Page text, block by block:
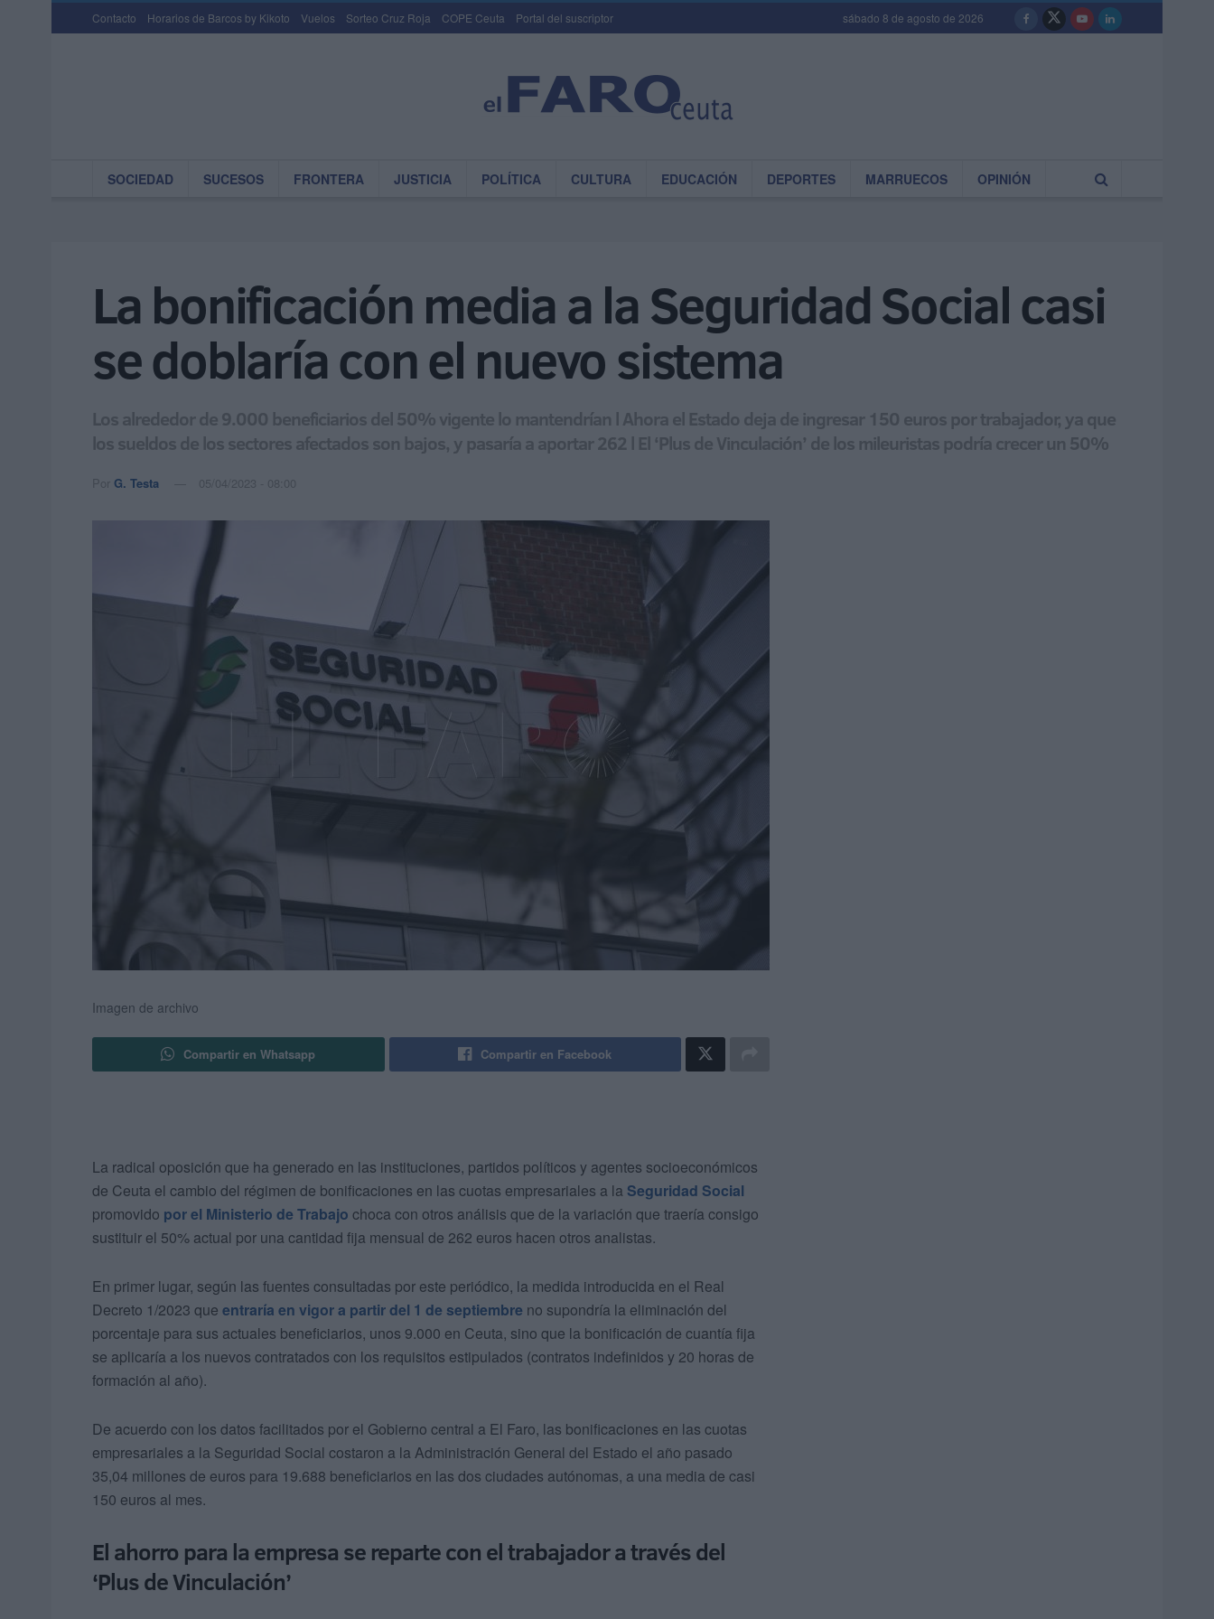
Contacto Horarios de Barcos by Kikoto Vuelos Sorteo Cruz Roja COPE Ceuta Portal del suscriptor sábado 8 de agosto de 2026
SOCIEDAD SUCESOS FRONTERA JUSTICIA POLÍTICA CULTURA EDUCACIÓN DEPORTES MARRUECOS OPINIÓN
La bonificación media a la Seguridad Social casi
se doblaría con el nuevo sistema
Los alrededor de 9.000 beneficiarios del 50% vigente lo mantendrían l Ahora el Estado deja de ingresar 150 euros por trabajador, ya que
los sueldos de los sectores afectados son bajos, y pasaría a aportar 262 l El ‘Plus de Vinculación’ de los mileuristas podría crecer un 50%
Por G. Testa 05/04/2023 - 08:00
Imagen de archivo
Compartir en Whatsapp Compartir en Facebook
La radical oposición que ha generado en las instituciones, partidos políticos y agentes socioeconómicos
de Ceuta el cambio del régimen de bonificaciones en las cuotas empresariales a la Seguridad Social
promovido por el Ministerio de Trabajo choca con otros análisis que de la variación que traería consigo
sustituir el 50% actual por una cantidad fija mensual de 262 euros hacen otros analistas.
En primer lugar, según las fuentes consultadas por este periódico, la medida introducida en el Real
Decreto 1/2023 que entraría en vigor a partir del 1 de septiembre no supondría la eliminación del
porcentaje para sus actuales beneficiarios, unos 9.000 en Ceuta, sino que la bonificación de cuantía fija
se aplicaría a los nuevos contratados con los requisitos estipulados (contratos indefinidos y 20 horas de
formación al año).
De acuerdo con los datos facilitados por el Gobierno central a El Faro, las bonificaciones en las cuotas
empresariales a la Seguridad Social costaron a la Administración General del Estado el año pasado
35,04 millones de euros para 19.688 beneficiarios en las dos ciudades autónomas, a una media de casi
150 euros al mes.
El ahorro para la empresa se reparte con el trabajador a través del
‘Plus de Vinculación’